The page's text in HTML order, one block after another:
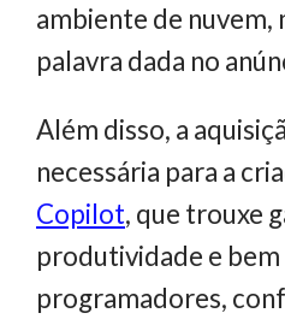
ambiente de nuvem,
palavra dada no
Além disso, a
necessária para a
Copilot, que trouxe
produtividade e bem
programadores,